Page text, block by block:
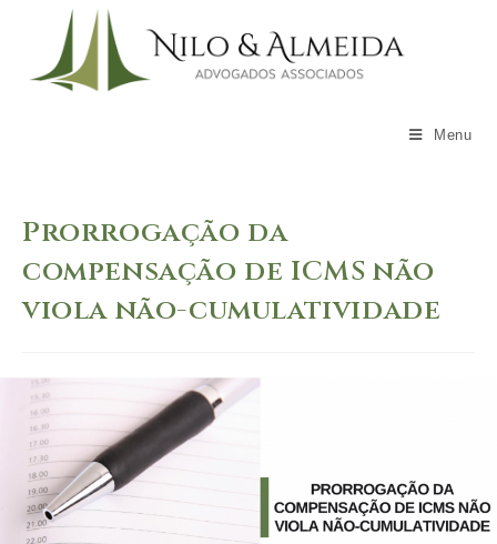
content
Menu
Prorrogação da
compensação de ICMS não
viola não-cumulatividade